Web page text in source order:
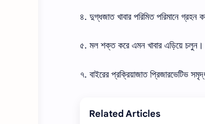
৪. দুগ্ধজাত খাবার পরিমিত পরিমানে গ্রহন
৫. মল শক্ত করে এমন খাবার এড়িয়ে চলুন।
৭. বাইরের প্রক্রিয়াজাত প্রিজারভেটিভ
Related Articles